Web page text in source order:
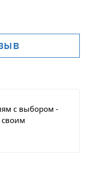
с выбором -
своим